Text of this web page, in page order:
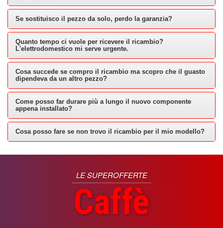
Se sostituisco il pezzo da solo, perdo la garanzia?
Quanto tempo ci vuole per ricevere il ricambio?
L'elettrodomestico mi serve urgente.
Cosa succede se compro il ricambio ma scopro che il guasto
dipendeva da un altro pezzo?
Come posso far durare più a lungo il nuovo componente
appena installato?
Cosa posso fare se non trovo il ricambio per il mio modello?
LE SUPEROFFERTE
Caffè